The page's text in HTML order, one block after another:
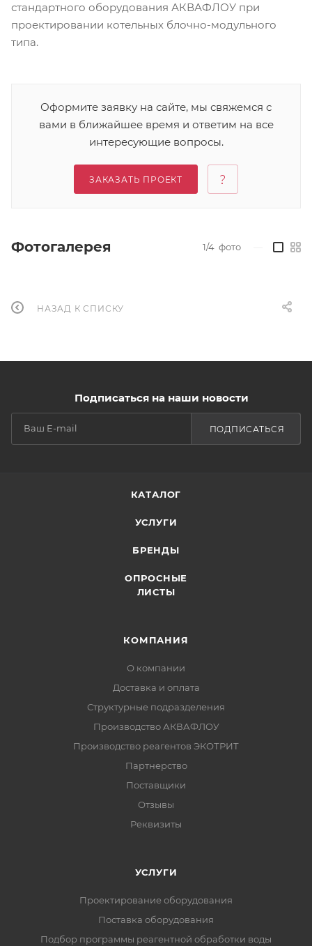
стандартного оборудования АКВАФЛОУ при
проектировании котельных блочно-модульного
типа.
Оформите заявку на сайте, мы свяжемся с
вами в ближайшее время и ответим на все
интересующие вопросы.
ЗАКАЗАТЬ ПРОЕКТ
Фотогалерея 1/4 фото
НАЗАД К СПИСКУ
Подписаться на наши новости
ПОДПИСАТЬСЯ
КАТАЛОГ
УСЛУГИ
БРЕНДЫ
ОПРОСНЫЕ
ЛИСТЫ
КОМПАНИЯ
О компании
Доставка и оплата
Структурные подразделения
Производство АКВАФЛОУ
Производство реагентов ЭКОТРИТ
Партнерство
Поставщики
Отзывы
Реквизиты
УСЛУГИ
Проектирование оборудования
Поставка оборудования
Подбор программы реагентной обработки воды